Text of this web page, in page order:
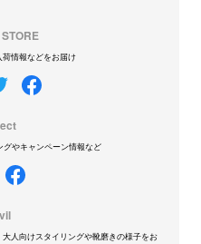
情報などをお届け
やキャンペーン情報など
人向けスタイリングや靴磨きの様子をお